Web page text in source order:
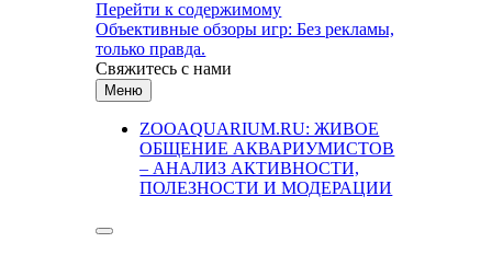
Перейти к содержимому
Объективные обзоры игр: Без рекламы,
только правда.
Свяжитесь с нами
Меню
ZOOAQUARIUM.RU: ЖИВОЕ
ОБЩЕНИЕ АКВАРИУМИСТОВ
– АНАЛИЗ АКТИВНОСТИ,
ПОЛЕЗНОСТИ И МОДЕРАЦИИ